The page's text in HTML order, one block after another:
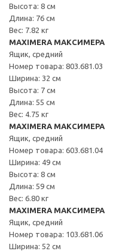
Высота: 8 см
Длина: 76 см
Вес: 7.82 кг
MAXIMERA МАКСИМЕРА
Ящик, средний
Номер товара: 803.681.03
Ширина: 32 см
Высота: 7 см
Длина: 55 см
Вес: 4.75 кг
MAXIMERA МАКСИМЕРА
Ящик, средний
Номер товара: 603.681.04
Ширина: 49 см
Высота: 8 см
Длина: 59 см
Вес: 6.80 кг
MAXIMERA МАКСИМЕРА
Ящик, средний
Номер товара: 103.681.06
Ширина: 52 см